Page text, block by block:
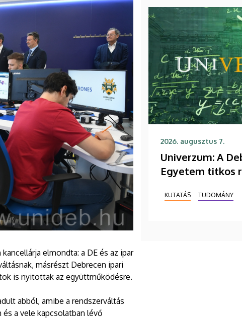
elmondta: a DE és az ipar
másrészt Debrecen ipari
is nyitottak az együttműködésre.
abból, amibe a rendszerváltás
a vele kapcsolatban lévő
2026. augusztus 7.
Univerzum: A
Egyetem titkos
KUTATÁS TUDOMÁNY